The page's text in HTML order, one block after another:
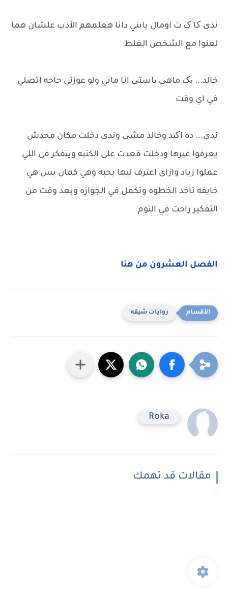
ندی کا ک ت اومال يابني دانا هعلمهم الأدب علشان هما
لعنوا مع الشخص الغلط
خالد... یک ماهی یاستی انا ماني ولو عوزتى حاجه اتصلي
في اي وقت
ندی... ده اکید وخالد مشی وندی دخلت مكان محدش
يعرفوا غيرها ودخلت قعدت على الكتبه ويتفكر فى اللي
عملوا زياد وازاى اعترف ليها بحبه وهي كمان بس هي
خايفه تاخد الخطوه وتكمل في الجوازه وبعد وقت من
التفكير راحت في النوم
الفصل العشرون من هنا
روايات شيقه
Roka
مقالات قد تهمك